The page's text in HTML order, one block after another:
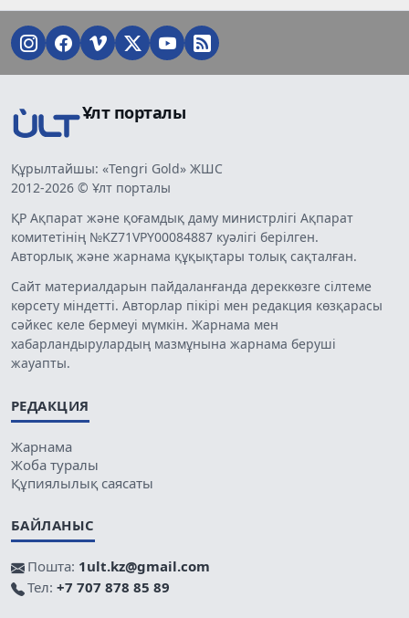
Ұлт порталы
Құрылтайшы: «Tengri Gold» ЖШС
2012-2026 © Ұлт порталы
ҚР Ақпарат және қоғамдық даму министрлігі Ақпарат
комитетінің №KZ71VPY00084887 куәлігі берілген.
Авторлық және жарнама құқықтары толық сақталған.
Сайт материалдарын пайдаланғанда дереккөзге сілтеме
көрсету міндетті. Авторлар пікірі мен редакция көзқарасы
сәйкес келе бермеуі мүмкін. Жарнама мен
хабарландырулардың мазмұнына жарнама беруші
жауапты.
РЕДАКЦИЯ
Жарнама
Жоба туралы
Құпиялылық саясаты
БАЙЛАНЫС
Пошта: 1ult.kz@gmail.com
Тел: +7 707 878 85 89